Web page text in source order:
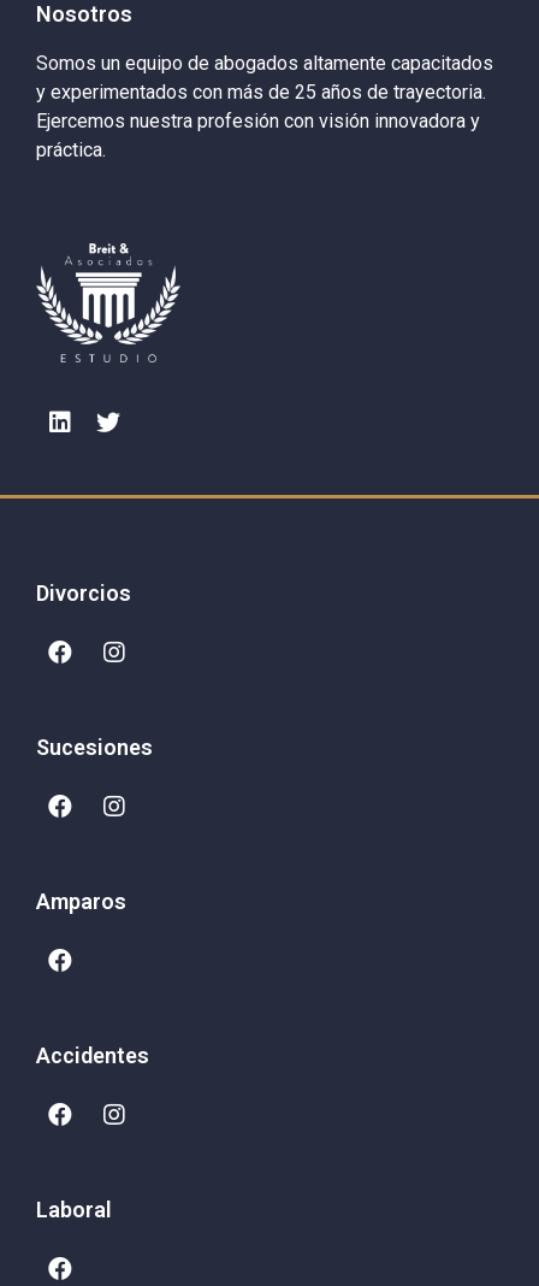
Nosotros
Somos un equipo de abogados altamente capacitados
y experimentados con más de 25 años de trayectoria.
Ejercemos nuestra profesión con visión innovadora y
práctica.
Divorcios
Sucesiones
Amparos
Accidentes
Laboral